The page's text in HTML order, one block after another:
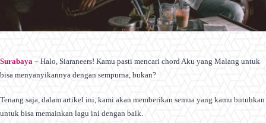
Surabaya – Halo, Siaraneers! Kamu pasti mencari chord Aku yang Malang untuk
bisa menyanyikannya dengan sempurna, bukan?
Tenang saja, dalam artikel ini, kami akan memberikan semua yang kamu butuhkan
untuk bisa memainkan lagu ini dengan baik.